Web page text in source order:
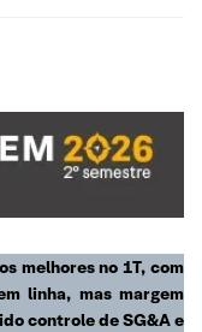
melhores no 1T, com
linha, mas margem
controle de SG&A e